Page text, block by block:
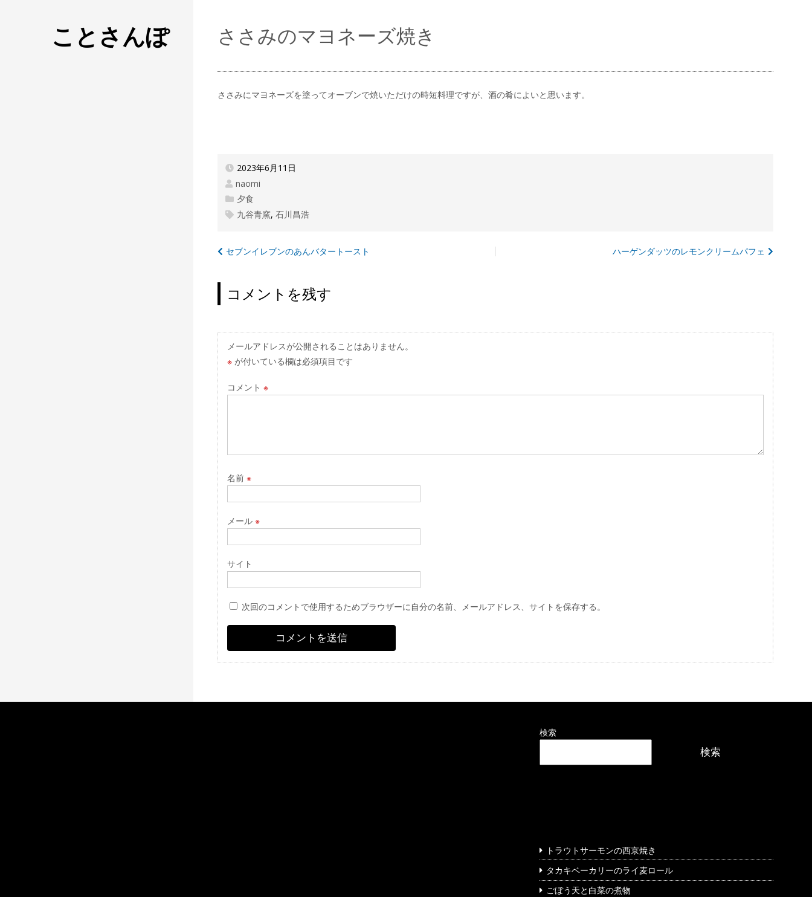
ことさんぽ ささみのマヨネーズ焼き
ささみにマヨネーズを塗ってオーブンで焼いただけの時短料理ですが、酒の肴によいと思います。
2023年6月11日
naomi
夕食
九谷青窯,石川昌浩
投
ナ
ビ
ゲ
ー
シ
ョ
ン
ハーゲンダッツのレモンクリームパフェ
セブンイレブンのあんバタートースト
コメントを残す
メールアドレスが公開されることはありません。
※ が付いている欄は必須項目です
コメント ※
名前 ※
メール ※
サイト
次回のコメントで使用するためブラウザーに自分の名前、メールアドレス、サイトを保存する。
検索
検索
トラウトサーモンの西京焼き
タカキベーカリーのライ麦ロール
ごぼう天と白菜の煮物